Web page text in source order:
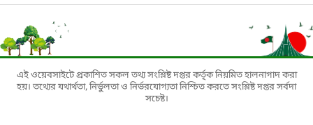
এই ওয়েবসাইটে প্রকাশিত সকল তথ্য সংশ্লিষ্ট দপ্তর কর্তৃক নিয়মিত হালনাগাদ করা
হয়। তথ্যের যথার্থতা, নির্ভুলতা ও নির্ভরযোগ্যতা নিশ্চিত করতে সংশ্লিষ্ট দপ্তর সর্বদা
সচেষ্ট।